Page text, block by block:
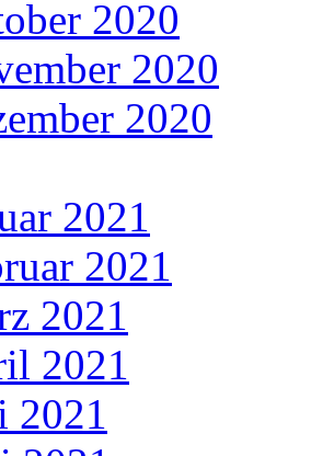
2020
2020
2020
2021
2021
2021
2021
2021